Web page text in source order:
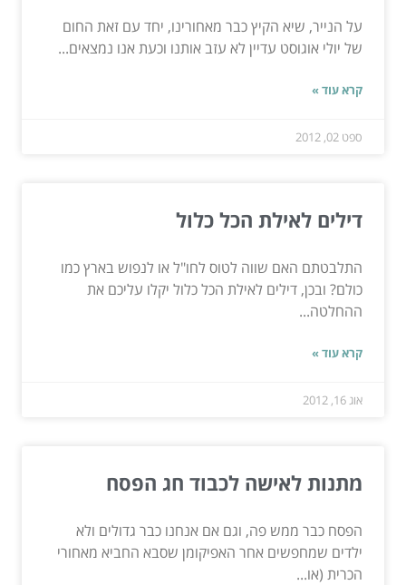
על הנייר, שיא הקיץ כבר מאחורינו, יחד עם זאת החום
של יולי אוגוסט עדיין לא עזב אותנו וכעת אנו נמצאים...
קרא עוד »
ספט 02, 2012
דילים לאילת הכל כלול
התלבטתם האם שווה לטוס לחו"ל או לנפוש בארץ כמו
כולם? ובכן, דילים לאילת הכל כלול יקלו עליכם את
ההחלטה...
קרא עוד »
אוג 16, 2012
מתנות לאישה לכבוד חג הפסח
הפסח כבר ממש פה, וגם אם אנחנו כבר גדולים ולא
ילדים שמחפשים אחר האפיקומן שסבא החביא מאחורי
הכרית (או...